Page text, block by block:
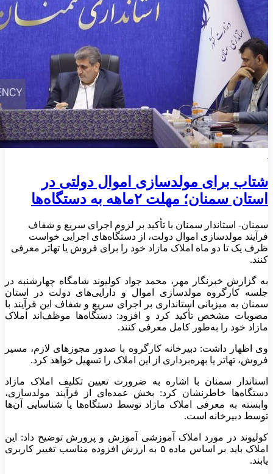
شتاب برای مولدسازی اموال دولتی در
استان سمنان؛ مهلت ۲ماهه به دستگاه‌ها
سمنان- استاندار سمنان با تأکید بر لزوم اجرای سریع و شفاف
فرآیند مولدسازی اموال دولت، از دستگاه‌های اجرایی خواست
ظرف یک تا دو ماه املاک مازاد خود را برای فروش یا تهاتر معرفی
کنند.
به گزارش خبرنگار مهر، محمد جواد کولیوند شامگاه چهارشنبه در
جلسه کارگروه مولدسازی اموال و دارایی‌های دولت در استان
سمنان به میزبانی استانداری بر اجرای سریع و شفاف این فرآیند با
مصوبات مشخص تأکید کرد و افزود: دستگاه‌ها موظف‌اند املاک
مازاد خود را به‌طور کامل معرفی کنند.
وی اظهار داشت: دبیرخانه کارگروه با صدور مجوزهای لازم، مسیر
فروش، تهاتر یا بهره‌برداری از این املاک را تسهیل خواهد کرد.
استاندار سمنان با اشاره به ضرورت تعیین تکلیف املاک مازاد
دستگاه‌ها خاطرنشان کرد: بخش عمده‌ای از فرآیند مولدسازی،
وابسته به معرفی املاک مازاد توسط دستگاه‌ها یا شناسایی آن‌ها
توسط دبیرخانه است.
کولیوند در مورد املاک آموزشی آموزش و پرورش توضیح داد: این
املاک باید بر اساس ماده ۵ به ارزش افزوده مناسب تغییر کاربری
یابند.